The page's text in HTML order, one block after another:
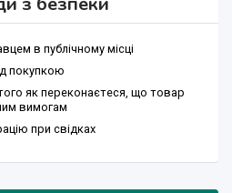
в публічному місці
покупкою
як переконаєтеся, що товар
вимогам
при свідках